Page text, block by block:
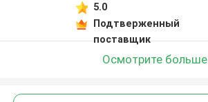
5.0
Подтверженный
поставщик
Осмотрите больше